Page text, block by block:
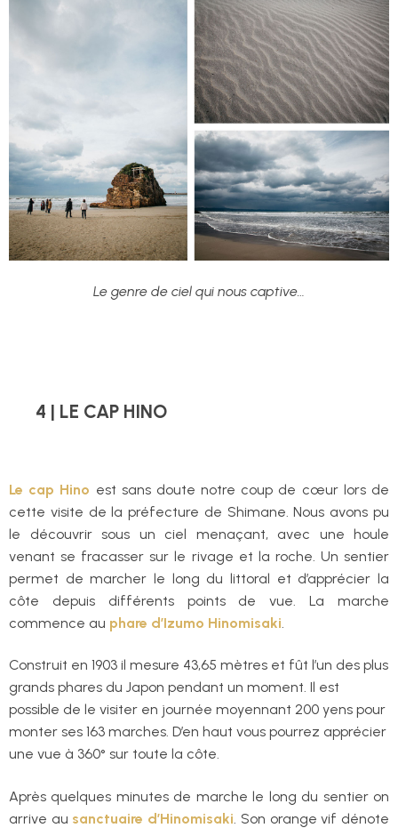
Le genre de ciel qui nous captive…
4 | LE CAP HINO
Le cap Hino est sans doute notre coup de cœur lors de
cette visite de la préfecture de Shimane. Nous avons pu
le découvrir sous un ciel menaçant, avec une houle
venant se fracasser sur le rivage et la roche. Un sentier
permet de marcher le long du littoral et d’apprécier la
côte depuis différents points de vue. La marche
commence au phare d’Izumo Hinomisaki
Construit en 1903 il mesure 43,65 mètres et fût l’un des plus
grands phares du Japon pendant un moment. Il est
possible de le visiter en journée moyennant 200 yens pour
monter ses 163 marches. D’en haut vous pourrez apprécier
une vue à 360° sur toute la côte.
Après quelques minutes de marche le long du sentier on
arrive au sanctuaire d’Hinomisaki . Son orange vif dénote